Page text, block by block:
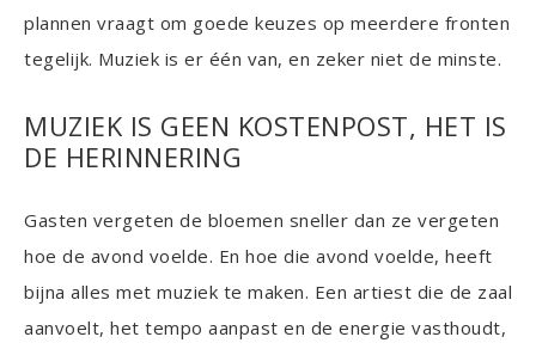
plannen vraagt om goede keuzes op meerdere fronten
tegelijk. Muziek is er één van, en zeker niet de minste.
MUZIEK IS GEEN KOSTENPOST, HET IS
DE HERINNERING
Gasten vergeten de bloemen sneller dan ze vergeten
hoe de avond voelde. En hoe die avond voelde, heeft
bijna alles met muziek te maken. Een artiest die de zaal
aanvoelt, het tempo aanpast en de energie vasthoudt,